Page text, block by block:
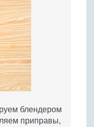
блендером
приправы,